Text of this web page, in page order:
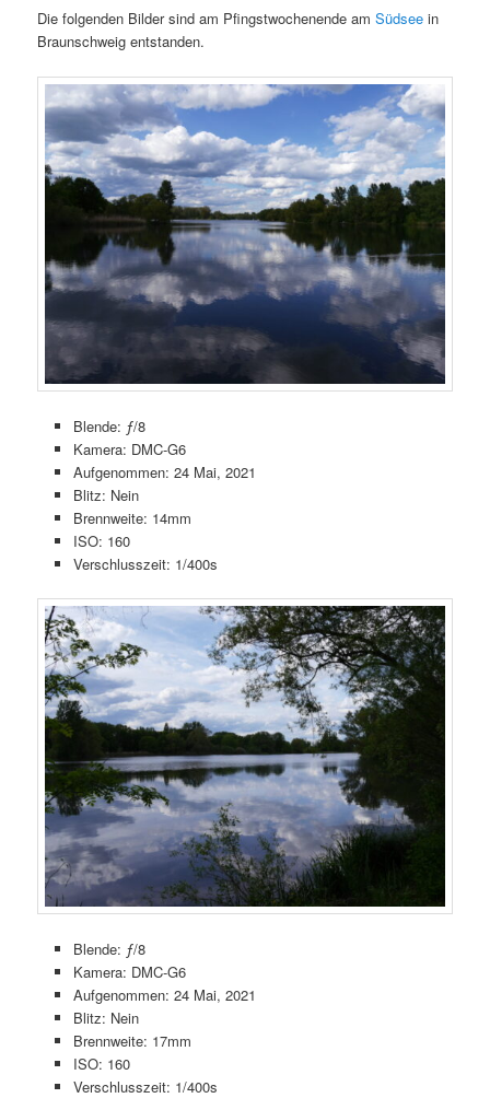
Die folgenden Bilder sind am Pfingstwochenende amSüdsee in
Braunschweig entstanden.
Blende: ƒ/8
Kamera: DMC-G6
Aufgenommen: 24 Mai, 2021
Blitz: Nein
Brennweite: 14mm
ISO: 160
Verschlusszeit: 1/400s
Blende: ƒ/8
Kamera: DMC-G6
Aufgenommen: 24 Mai, 2021
Blitz: Nein
Brennweite: 17mm
ISO: 160
Verschlusszeit: 1/400s